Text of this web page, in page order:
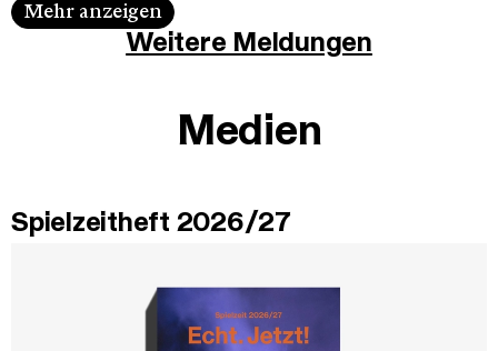
Mehr anzeigen
Weitere Meldungen
Medien
Spielzeitheft 2026/27